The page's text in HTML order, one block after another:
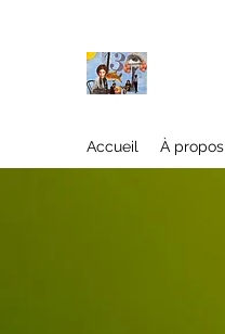
Accueil À propos